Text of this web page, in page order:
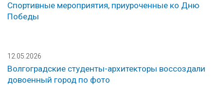
Спортивные мероприятия, приуроченные ко Дню
Победы
12.05.2026
Волгоградские студенты-архитекторы воссоздали
довоенный город по фото